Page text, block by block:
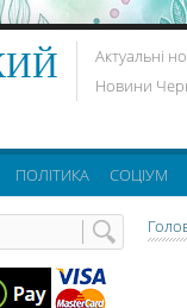
Актуальні
Новини
ПОЛІТИКА СОЦІУМ